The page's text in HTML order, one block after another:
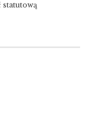
statutową